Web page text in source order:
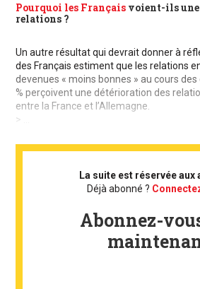
Pourquoi les Français voient-ils une
relations ?
Un autre résultat qui devrait donner à
des Français estiment que les relations
devenues « moins bonnes » au cours
% perçoivent une détérioration des
entre la France et l’Allemagne.
> ...
La suite est réservée aux
Déjà abonné ?
Abonnez-